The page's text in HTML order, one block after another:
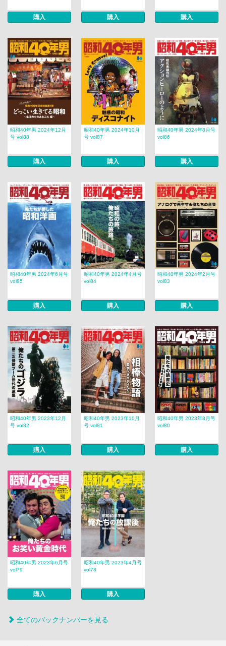
購入 購入 購入
昭和40年男 2024年12月
号 vol88
購入
昭和40年男 2024年10月
号 vol87
購入
昭和40年男 2024年8月号
vol86
購入
昭和40年男 2024年6月号
vol85
購入
昭和40年男 2024年4月号
vol84
購入
昭和40年男 2024年2月号
vol83
購入
昭和40年男 2023年12月
号 vol82
購入
昭和40年男 2023年10月
号 vol81
購入
昭和40年男 2023年8月号
vol80
購入
昭和40年男 2023年6月号
vol79
購入
昭和40年男 2023年4月号
vol78
購入
全てのバックナンバーを見る